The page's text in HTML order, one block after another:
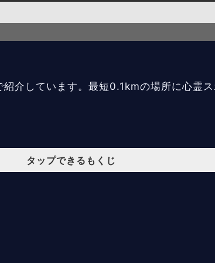
介しています。最短0.1kmの場所に心霊ス
タップできるもくじ